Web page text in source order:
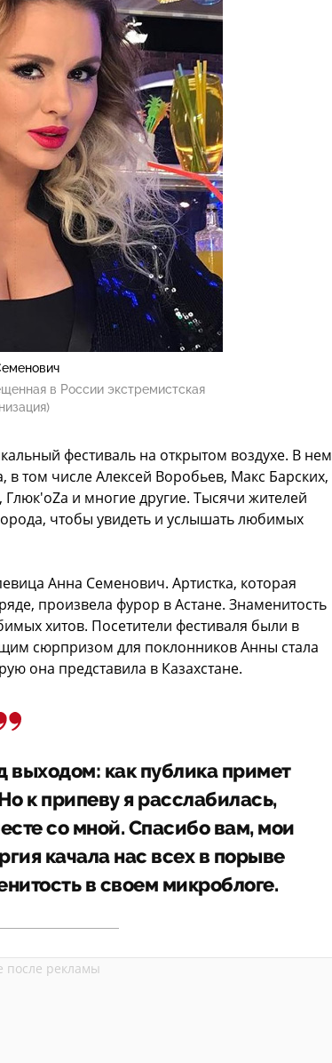
в России экстремистская
фестиваль на открытом воздухе. В нем
том числе Алексей Воробьев, Макс Барских,
и многие другие. Тысячи жителей
чтобы увидеть и услышать любимых
Анна Семенович. Артистка, которая
произвела фурор в Астане. Знаменитость
хитов. Посетители фестиваля были в
сюрпризом для поклонников Анны стала
она представила в Казахстане.
выходом: как публика примет
к припеву я расслабилась,
со мной. Спасибо вам, мои
качала нас всех в порыве
в своем микроблоге.